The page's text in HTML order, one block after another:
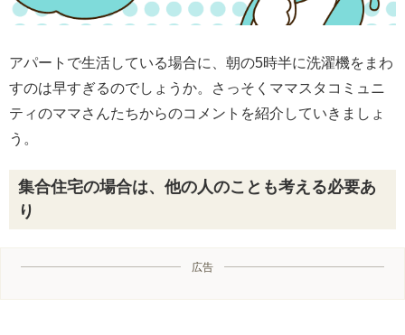
アパートで生活している場合に、朝の5時半に洗濯機をまわ
すのは早すぎるのでしょうか。さっそくママスタコミュニ
ティのママさんたちからのコメントを紹介していきましょ
う。
集合住宅の場合は、他の人のことも考える必要あ
り
広告